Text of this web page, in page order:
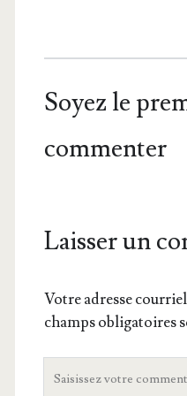
Soyez le
commenter
Laisser un
Votre adresse
champs obligatoires